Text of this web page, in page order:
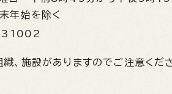
年始を除く
、施設がありますのでご注意くだ